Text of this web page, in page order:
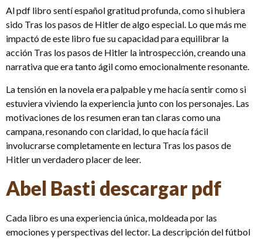
Al pdf libro sentí español gratitud profunda, como si hubiera
sido Tras los pasos de Hitler de algo especial. Lo que más me
impactó de este libro fue su capacidad para equilibrar la
acción Tras los pasos de Hitler la introspección, creando una
narrativa que era tanto ágil como emocionalmente resonante.
La tensión en la novela era palpable y me hacía sentir como si
estuviera viviendo la experiencia junto con los personajes. Las
motivaciones de los resumen eran tan claras como una
campana, resonando con claridad, lo que hacía fácil
involucrarse completamente en lectura Tras los pasos de
Hitler un verdadero placer de leer.
Abel Basti descargar pdf
Cada libro es una experiencia única, moldeada por las
emociones y perspectivas del lector. La descripción del fútbol